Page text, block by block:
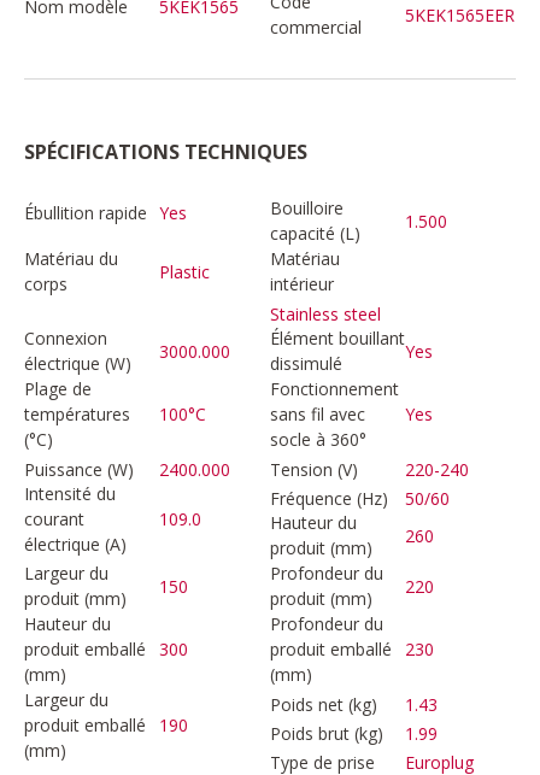
Nom modèle 5KEK1565
commercial
5KEK1565EER
SPÉCIFICATIONS TECHNIQUES
Ébullition rapide Yes
Bouilloire
capacité (L)
1.500
Matériau du
corps
Plastic
Matériau
intérieur
Stainless steel
Connexion
électrique (W)
3000.000
Élément bouillant
dissimulé
Yes
Plage de
températures
(°C)
100°C
Fonctionnement
sans fil avec
socle à 360°
Yes
Puissance (W) 2400.000 Tension (V)
220-240
Intensité du
courant
électrique (A)
109.0
Fréquence (Hz)
50/60
Hauteur du
produit (mm)
260
Largeur du
produit (mm)
150
Profondeur du
produit (mm)
220
Hauteur du
produit emballé
(mm)
300
Profondeur du
produit emballé
(mm)
230
Largeur du
produit emballé
(mm)
190
Poids net (kg)
1.43
Poids brut (kg)
1.99
Type de prise
Europlug